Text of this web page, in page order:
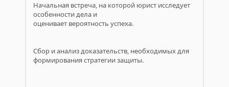
Начальная встреча, на которой юрист исследует
особенности дела и
оценивает вероятность успеха.
Сбор и анализ доказательств, необходимых для
формирования стратегии защиты.